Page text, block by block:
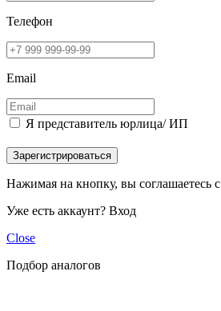
Телефон
Email
Я представитель юрлица/ ИП
Зарегистрироваться
Нажимая на кнопку, вы соглашаетесь с
Уже есть аккаунт? Вход
Close
Подбор аналогов